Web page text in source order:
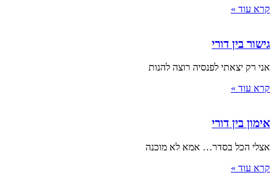
קרא עוד »
גישור בין דורי
אני רק יצאתי לפנסיה רוצה להנות
קרא עוד »
אימון בין דורי
אצלי הכל בסדר… אמא לא מוכנה
קרא עוד »